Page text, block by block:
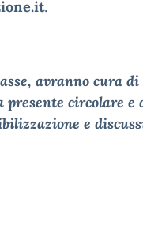
.
avranno cura di
circolare e
e